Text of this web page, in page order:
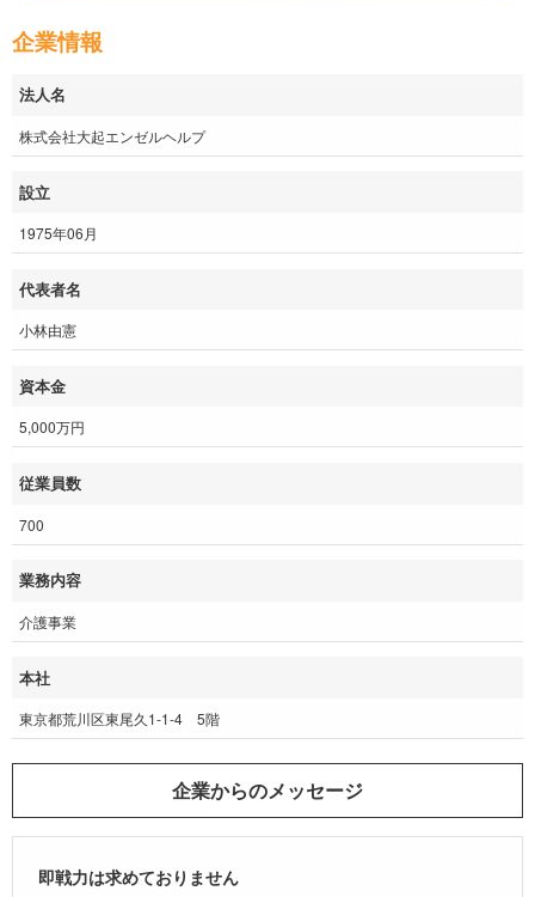
企業情報
法人名
株式会社大起エンゼルヘルプ
設立
1975年06月
代表者名
小林由憲
資本金
5,000万円
従業員数
700
業務内容
介護事業
本社
東京都荒川区東尾久1-1-4 5階
企業からのメッセージ
即戦力は求めておりません